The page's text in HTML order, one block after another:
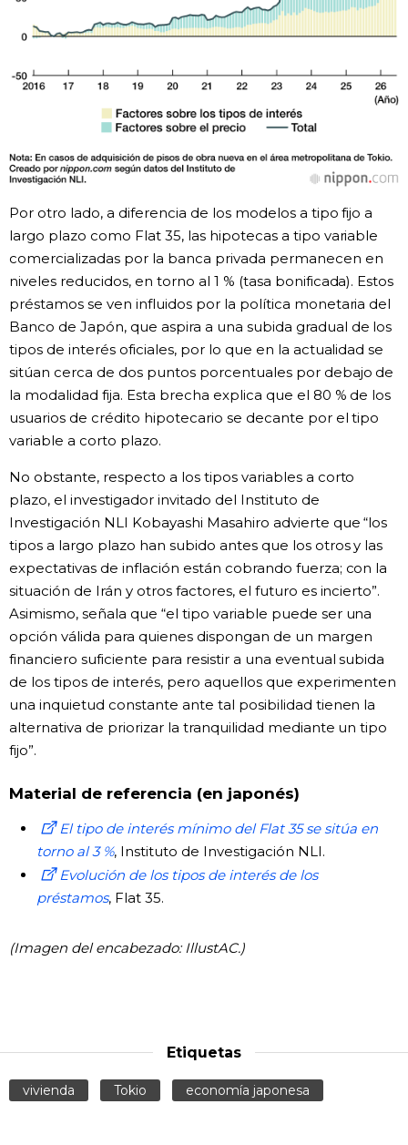
Por otro lado, a diferencia de los modelos a tipo fijo a
largo plazo como Flat 35, las hipotecas a tipo variable
comercializadas por la banca privada permanecen en
niveles reducidos, en torno al 1 % (tasa bonificada). Estos
préstamos se ven influidos por la política monetaria del
Banco de Japón, que aspira a una subida gradual de los
tipos de interés oficiales, por lo que en la actualidad se
sitúan cerca de dos puntos porcentuales por debajo de
la modalidad fija. Esta brecha explica que el 80 % de los
usuarios de crédito hipotecario se decante por el tipo
variable a corto plazo.
No obstante, respecto a los tipos variables a corto
plazo, el investigador invitado del Instituto de
Investigación NLI Kobayashi Masahiro advierte que “los
tipos a largo plazo han subido antes que los otros y las
expectativas de inflación están cobrando fuerza; con la
situación de Irán y otros factores, el futuro es incierto”.
Asimismo, señala que “el tipo variable puede ser una
opción válida para quienes dispongan de un margen
financiero suficiente para resistir a una eventual subida
de los tipos de interés, pero aquellos que experimenten
una inquietud constante ante tal posibilidad tienen la
alternativa de priorizar la tranquilidad mediante un tipo
fijo”.
Material de referencia (en japonés)
El tipo de interés mínimo del Flat 35 se sitúa en
torno al 3 %, Instituto de Investigación NLI.
Evolución de los tipos de interés de los
préstamos, Flat 35.
(Imagen del encabezado: IllustAC.)
Etiquetas
vivienda Tokio economía japonesa